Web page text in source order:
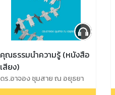
คุณธรรมนำความรู้ (หนังสือ
เสียง)
ดร.อาจอง ชุมสาย ณ อยุธยา